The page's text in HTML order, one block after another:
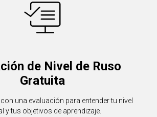
de Nivel de Ruso
Gratuita
una evaluación para entender tu nivel
y tus objetivos de aprendizaje.